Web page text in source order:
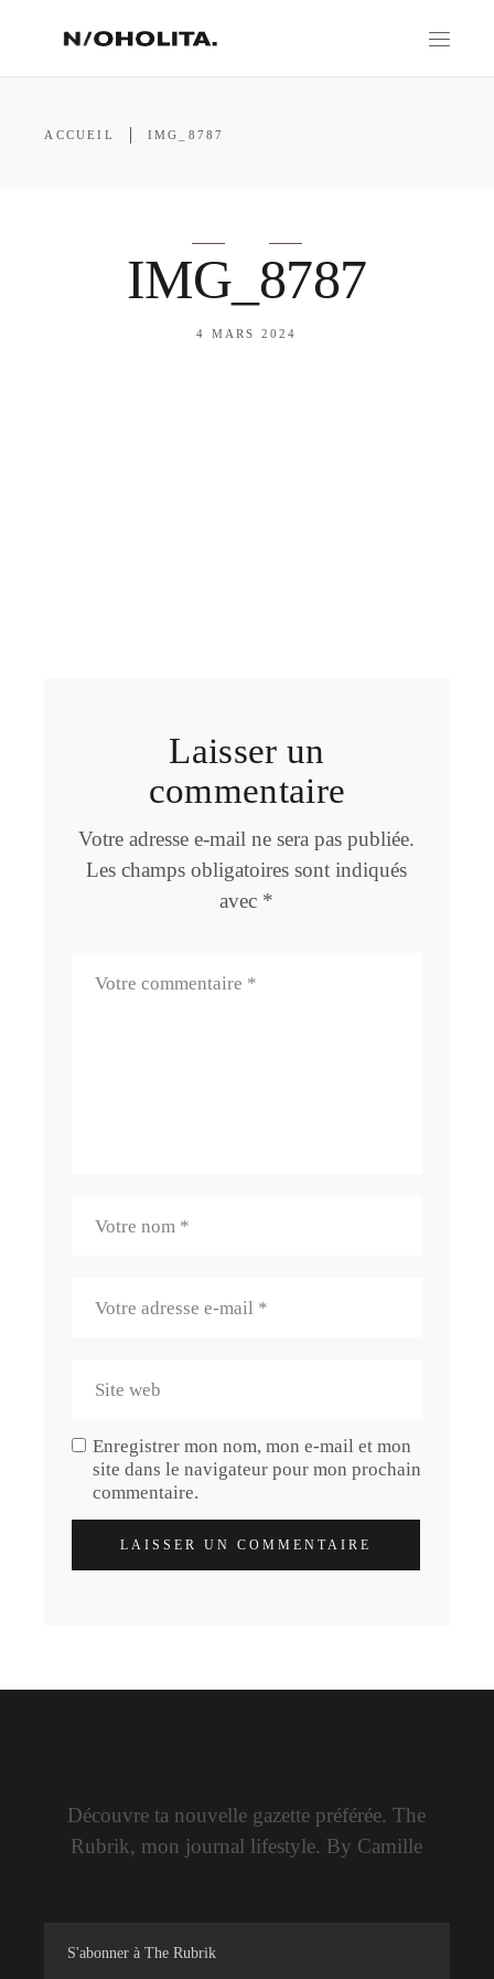
ACCUEIL IMG_8787
IMG_8787
4 MARS 2024
Laisser un
commentaire
Votre adresse e-mail ne sera pas publiée.
Les champs obligatoires sont indiqués
avec *
Enregistrer mon nom, mon e-mail et mon
site dans le navigateur pour mon prochain
commentaire.
LAISSER UN COMMENTAIRE
Découvre ta nouvelle gazette préférée. The
Rubrik, mon journal lifestyle. By Camille